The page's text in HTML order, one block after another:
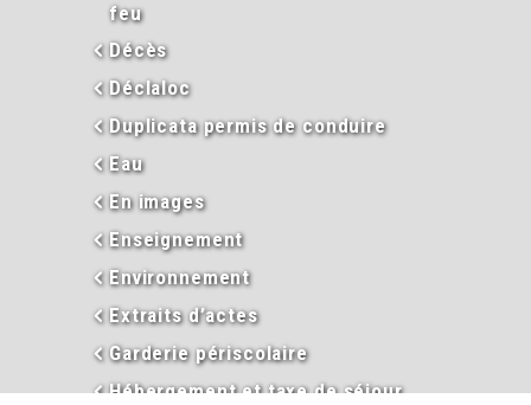
feu
Décès
Déclaloc
Duplicata permis de conduire
Eau
En images
Enseignement
Environnement
Extraits d’actes
Garderie périscolaire
Hébergement et taxe de séjour